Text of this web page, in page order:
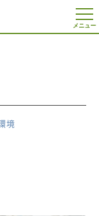
t
o
g
境